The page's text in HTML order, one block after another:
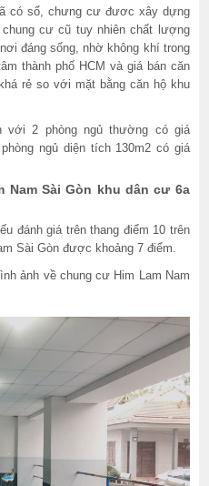
có sổ, chưng cư đươc xây dựng
cư cũ tuy nhiên chất lượng
đáng sống, nhờ không khí trong
thành phố HCM và giá bán căn
rẻ so với mặt bằng căn hộ khu
với 2 phòng ngủ thường có giá
ngủ diện tích 130m2 có giá
Nam Sài Gòn khu dân cư 6a
đánh giá trên thang điểm 10 trên
Sài Gòn được khoảng 7 điểm.
ảnh về chung cư Him Lam Nam